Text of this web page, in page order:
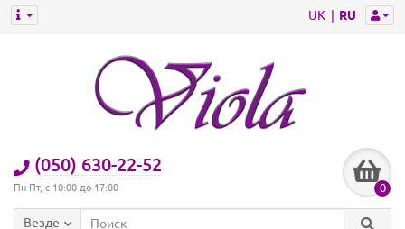
UK RU
(050) 630-22-52
Пн-Пт, с 10:00 до 17:00 0
Везде